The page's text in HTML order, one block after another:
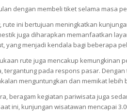
dengan membeli tiket selama masa
rute ini bertujuan meningkatkan
juga diharapkan memanfaatkan
yang menjadi kendala bagi beberapa
rute juga mencakup kemungkinan
tergantung pada respons pasar.
menguntungkan dan memikat lebih
beragam kegiatan pariwisata juga
ini, kunjungan wisatawan mencapai